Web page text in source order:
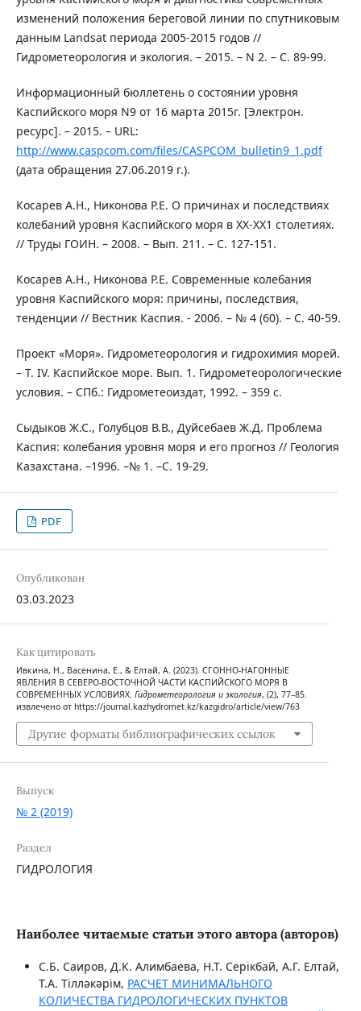
изменений положения береговой линии по спутниковым
данным Landsat периода 2005-2015 годов //
Гидрометеорология и экология. – 2015. – N 2. – С. 89-99.
Информационный бюллетень о состоянии уровня
Каспийского моря N9 от 16 марта 2015г. [Электрон.
ресурс]. – 2015. – URL:
http://www.caspcom.com/files/CASPCOM_bulletin9_1.pdf
(дата обращения 27.06.2019 г.).
Косарев А.Н., Никонова Р.Е. О причинах и последствиях
колебаний уровня Каспийского моря в ХХ-ХХ1 столетиях.
// Труды ГОИН. – 2008. – Вып. 211. – С. 127-151.
Косарев А.Н., Никонова Р.Е. Современные колебания
уровня Каспийского моря: причины, последствия,
тенденции // Вестник Каспия. - 2006. – № 4 (60). – С. 40-59.
Проект «Моря». Гидрометеорология и гидрохимия морей.
– Т. IV. Каспийское море. Вып. 1. Гидрометеорологические
условия. – СПб.: Гидрометеоиздат, 1992. – 359 с.
Сыдыков Ж.С., Голубцов В.В., Дуйсебаев Ж.Д. Проблема
Каспия: колебания уровня моря и его прогноз // Геология
Казахстана. –1996. –№ 1. –С. 19-29.
PDF
Опубликован
03.03.2023
Как цитировать
Ивкина, Н., Васенина, Е., & Елтай, А. (2023). СГОННО-НАГОННЫЕ
ЯВЛЕНИЯ В СЕВЕРО-ВОСТОЧНОЙ ЧАСТИ КАСПИЙСКОГО МОРЯ В
СОВРЕМЕННЫХ УСЛОВИЯХ. Гидрометеорология и экология, (2), 77–85.
извлечено от https://journal.kazhydromet.kz/kazgidro/article/view/763
Другие форматы библиографических ссылок
Выпуск
№ 2 (2019)
Раздел
ГИДРОЛОГИЯ
Наиболее читаемые статьи этого автора (авторов)
C.Б. Саиров, Д.К. Алимбаева, Н.Т. Серікбай, А.Г. Елтай,
Т.А. Тілләкәрім, РАСЧЕТ МИНИМАЛЬНОГО
КОЛИЧЕСТВА ГИДРОЛОГИЧЕСКИХ ПУНКТОВ